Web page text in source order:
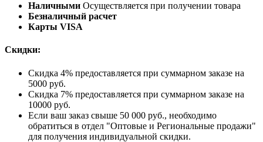
Наличными Осуществляется при получении товара
Безналичный расчет
Карты VISA
Скидки:
Скидка 4% предоставляется при суммарном заказе на
5000 руб.
Скидка 7% предоставляется при суммарном заказе на
10000 руб.
Если ваш заказ свыше 50 000 руб., необходимо
обратиться в отдел "Оптовые и Региональные продажи"
для получения индивидуальной скидки.